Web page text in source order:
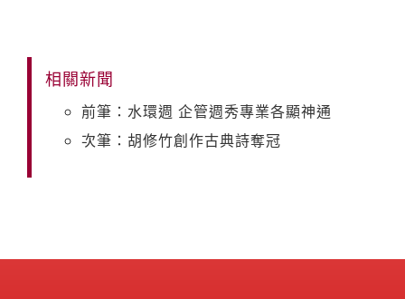
相關新聞
前筆：水環週 企管週秀專業各顯神通
次筆：胡修竹創作古典詩奪冠